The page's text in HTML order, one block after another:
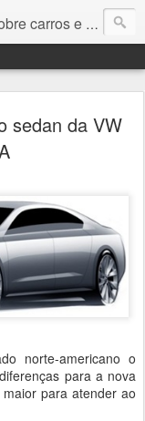
carros e motores
sedan da VW
norte-americano o
para a nova
para atender ao